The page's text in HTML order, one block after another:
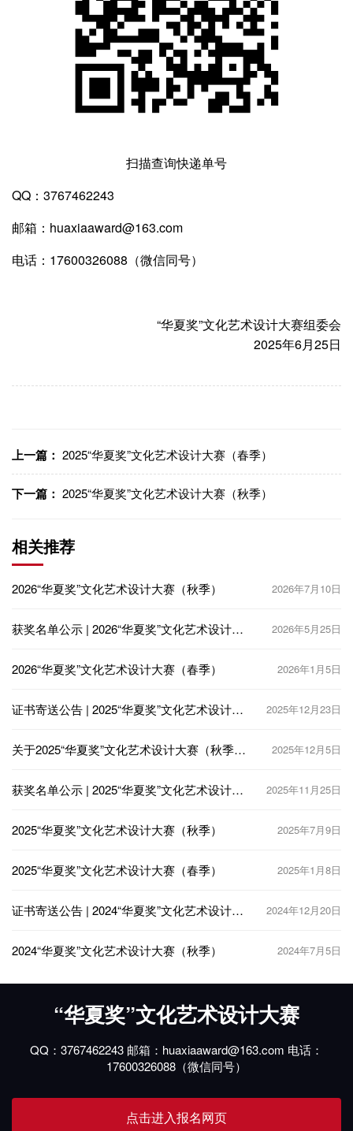
扫描查询快递单号
QQ：3767462243
邮箱：huaxiaaward@163.com
电话：17600326088（微信同号）
“华夏奖”文化艺术设计大赛组委会
2025年6月25日
上一篇： 2025“华夏奖”文化艺术设计大赛（春季）
下一篇： 2025“华夏奖”文化艺术设计大赛（秋季）
相关推荐
2026“华夏奖”文化艺术设计大赛（秋季） 2026年7月10日
获奖名单公示 | 2026“华夏奖”文化艺术设计大
2026年5月25日
2026“华夏奖”文化艺术设计大赛（春季） 2026年1月5日
证书寄送公告 | 2025“华夏奖”文化艺术设计大
2025年12月23日
关于2025“华夏奖”文化艺术设计大赛（秋季）
2025年12月5日
获奖名单公示 | 2025“华夏奖”文化艺术设计大
2025年11月25日
2025“华夏奖”文化艺术设计大赛（秋季） 2025年7月9日
2025“华夏奖”文化艺术设计大赛（春季） 2025年1月8日
证书寄送公告 | 2024“华夏奖”文化艺术设计大
2024年12月20日
2024“华夏奖”文化艺术设计大赛（秋季） 2024年7月5日
“华夏奖”文化艺术设计大赛
QQ：3767462243 邮箱：huaxiaaward@163.com 电话：
17600326088（微信同号）
点击进入报名网页